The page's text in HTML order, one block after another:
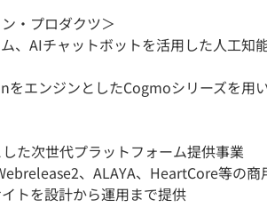
・プロダクツ＞
、AIチャットボットを活用した人工知
エンジンとしたCogmoシリーズを用
た次世代プラットフォーム提供事業
、ALAYA、HeartCore等の商
トを設計から運用まで提供